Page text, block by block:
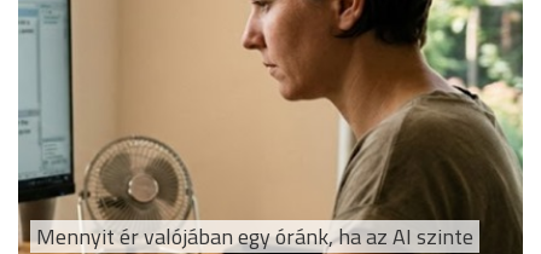
Mennyit ér valójában egy óránk, ha az AI szinte